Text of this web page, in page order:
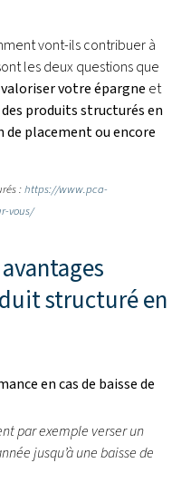
vont-ils contribuer à
les deux questions que
valoriser votre épargne et
produits structurés en
de placement ou encore
:https://www.pca-
vous/
structuré en
en cas de baisse de
par exemple verser un
jusqu’à une baisse de